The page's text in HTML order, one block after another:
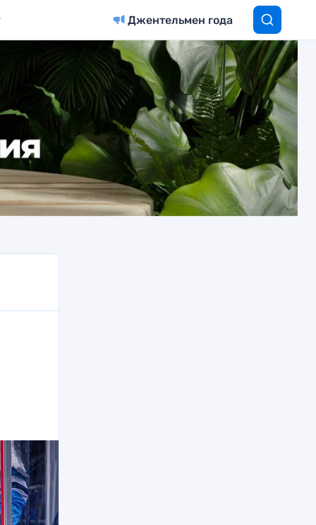
Джентельмен года